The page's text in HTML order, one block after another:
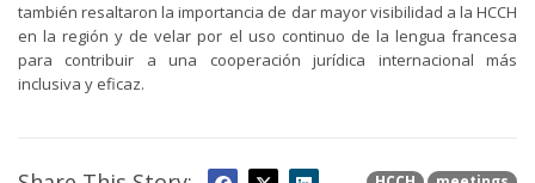
también resaltaron la importancia de dar mayor visibilidad a la HCCH
en la región y de velar por el uso continuo de la lengua francesa
para contribuir a una cooperación jurídica internacional más
inclusiva y eficaz.